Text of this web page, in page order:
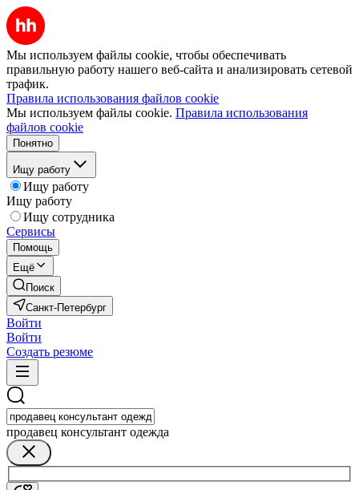
Мы используем файлы cookie, чтобы обеспечивать
правильную работу нашего веб-сайта и анализировать сетевой
трафик.
Правила использования файлов cookie
Мы используем файлы cookie. Правила использования
файлов cookie
Понятно
Ищу работу
Ищу работу
Ищу работу
Ищу сотрудника
Сервисы
Помощь
Ещё
Поиск
Санкт-Петербург
Войти
Войти
Создать резюме
продавец консультант одежда